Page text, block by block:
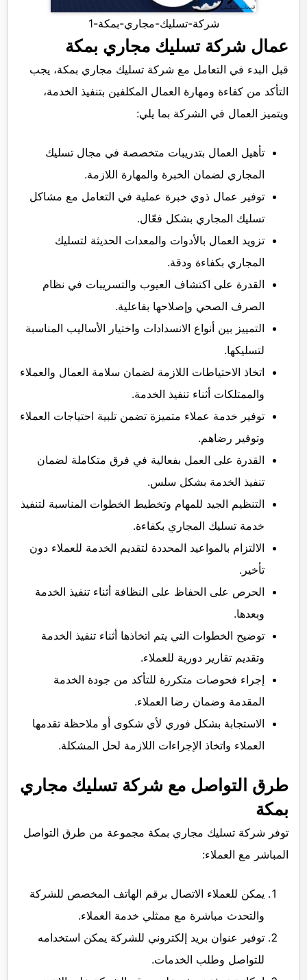
شركة-تسليك-مجاري-بمكة-1
عمال شركة تسليك مجاري بمكة
قبل البدء في التعامل مع شركة تسليك مجاري بمكة، يجب
التأكد من كفاءة ومهارة العمال المكلفين بتنفيذ الخدمة،
ويتميز العمال في الشركة بما يلي:
تأهيل العمال بتدريبات متخصصة في مجال تسليك
المجاري لضمان الخبرة والمهارة اللازمة.
توفير عمال ذوي خبرة عملية في التعامل مع مشاكل
تسليك المجاري بشكل فعّال.
تزويد العمال بالأدوات والمعدات الحديثة لتسليك
المجاري بكفاءة ودقة.
القدرة على اكتشاف العيوب والتسريبات في نظام
الصرف الصحي وإصلاحها بفاعلية.
التمييز بين أنواع الانسدادات واختيار الأساليب المناسبة
لتسليكها.
اتخاذ الاحتياطات اللازمة لضمان سلامة العمال والعملاء
والممتلكات أثناء تنفيذ الخدمة.
توفير خدمة عملاء متميزة تضمن تلبية احتياجات العملاء
وتوفير رضاهم.
القدرة على العمل بفعالية في فرق متكاملة لضمان
تنفيذ الخدمة بشكل سلس.
التنظيم الجيد للمهام وتخطيط الخطوات المناسبة لتنفيذ
خدمة تسليك المجاري بكفاءة.
الالتزام بالمواعيد المحددة لتقديم الخدمة للعملاء دون
تأخير.
الحرص على الحفاظ على النظافة أثناء تنفيذ الخدمة
وبعدها.
توضيح الخطوات التي يتم اتخاذها أثناء تنفيذ الخدمة
وتقديم تقارير دورية للعملاء.
إجراء فحوصات متكررة للتأكد من جودة الخدمة
المقدمة وضمان رضا العملاء.
الاستجابة بشكل فوري لأي شكوى أو ملاحظة تقدمها
العملاء واتخاذ الإجراءات اللازمة لحل المشكلة.
طرق التواصل مع شركة تسليك مجاري
بمكة
توفر شركة تسليك مجاري بمكة مجموعة من طرق التواصل
المباشر مع العملاء:
يمكن للعملاء الاتصال برقم الهاتف المخصص للشركة
والتحدث مباشرة مع ممثلي خدمة العملاء.
توفير عنوان بريد إلكتروني للشركة يمكن استخدامه
للتواصل وطلب الخدمات.